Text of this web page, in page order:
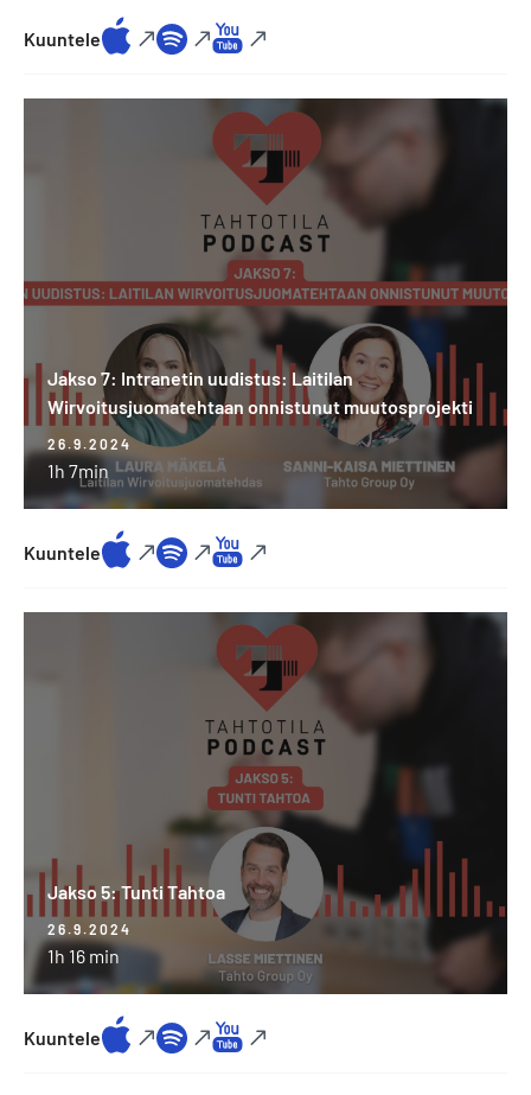
Kuuntele
Wirvoitusjuomatehtaan
Jakso 7: Intranetin uudistus: Laitilan
Wirvoitusjuomatehtaan onnistunut muutosprojekti
26.9.2024
1h 7min
Kuuntele
Jakso 5: Tunti Tahtoa
26.9.2024
1h 16 min
Kuuntele